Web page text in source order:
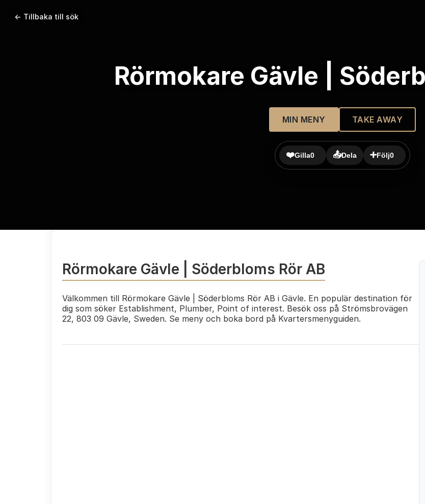
← Tillbaka till sök
Rörmokare Gävle |
MIN MENY TAKE AWAY
❤️Gilla0 📤Dela ➕Följ0
Rörmokare Gävle | Söderbloms Rör AB
Välkommen till Rörmokare Gävle | Söderbloms Rör AB i Gävle. En populär destination för
dig som söker Establishment, Plumber, Point of interest. Besök oss på Strömsbrovägen
22, 803 09 Gävle, Sweden. Se meny och boka bord på Kvartersmenyguiden.